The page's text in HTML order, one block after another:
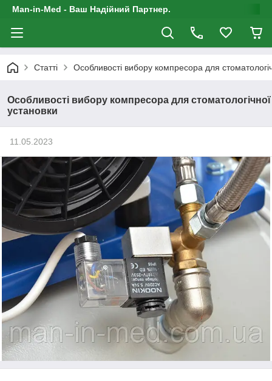
Man-in-Med - Ваш Надійний Партнер.
Статті Особливості вибору компресора для
Особливості вибору компресора для стоматологічної
установки
11.05.2023